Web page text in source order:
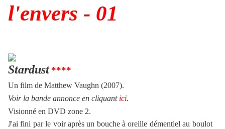
l'envers - 01
Stardust ****
Un film de Matthew Vaughn (2007).
Voir la bande annonce en cliquant ici.
Visionné en DVD zone 2.
J'ai fini par le voir après un bouche à oreille démentiel au boulot